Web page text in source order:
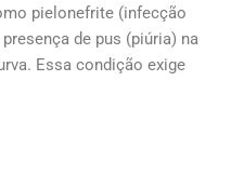
pielonefrite (infecção
de pus (piúria) na
Essa condição exige